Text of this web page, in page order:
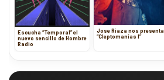
Escucha “Temporal” el
nuevo sencillo de Hombre
Radio
Jose Riaza nos presenta
“Cleptomanías I”